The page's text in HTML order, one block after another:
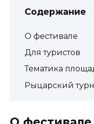
Содержание
О фестивале
Для туристов
Тематика
Рыцарский